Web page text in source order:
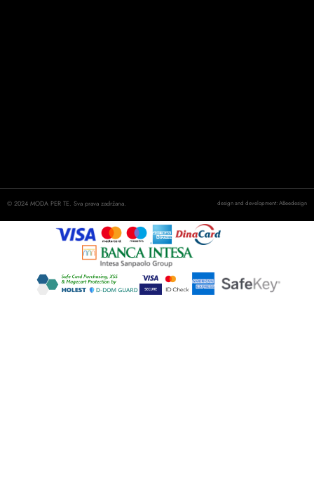
© 2024 MODA PER TE. Sva prava zadržana. design and development: ABeedesign